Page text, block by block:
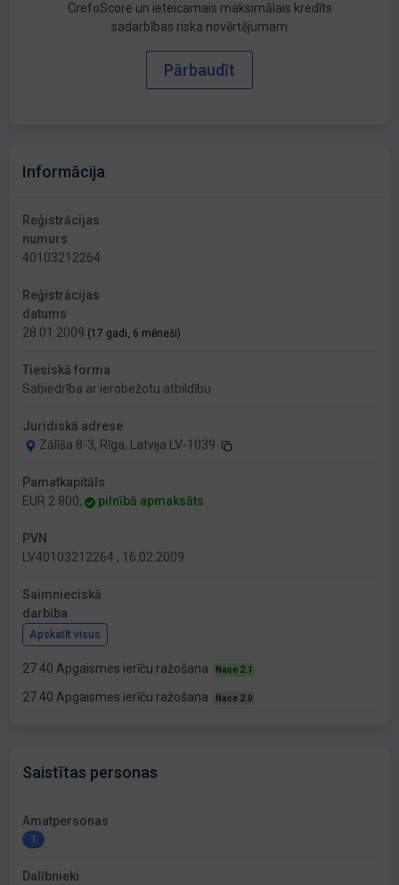
CrefoScore un ieteicamais maksimālais kredīts
sadarbības riska novērtējumam
Pārbaudīt
Informācija
Reģistrācijas
numurs
40103212264
Reģistrācijas
datums
28.01.2009 (17 gadi, 6 mēneši)
Tiesiskā forma
Sabiedrība ar ierobežotu atbildību
Juridiskā adrese
Zālīša 8-3, Rīga, Latvija LV-1039
Pamatkapitāls
EUR 2 800,
pilnībā apmaksāts
PVN
LV40103212264 , 16.02.2009
Saimnieciskā
darbība
Apskatīt visus
27.40 Apgaismes ierīču ražošana Nace 2.1
27.40 Apgaismes ierīču ražošana Nace 2.0
Saistītas personas
Amatpersonas
1
Dalībnieki